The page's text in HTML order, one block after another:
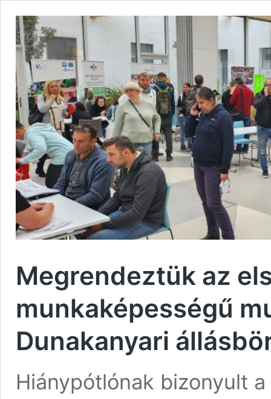
Megrendeztük az
munkaképességű
Dunakanyari
Hiánypótlónak bizonyult